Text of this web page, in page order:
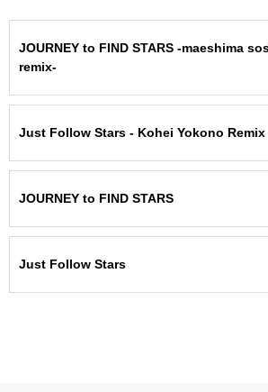
カラオケ最新情報をチェッ
自宅でカラオケ歌い放題
家族や友達と一緒に！練習
JOURNEY to FIND STARS -maeshima
remix-
Just Follow Stars - Kohei Yokono Remix
JOURNEY to FIND STARS
Just Follow Stars